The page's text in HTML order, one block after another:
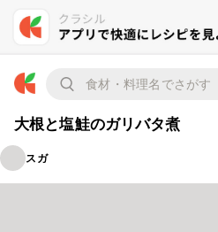
大根と塩鮭のガリバタ煮
スガ